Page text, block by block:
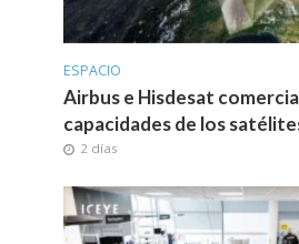
ESPACIO
Airbus e Hisdesat
capacidades de los
2 días